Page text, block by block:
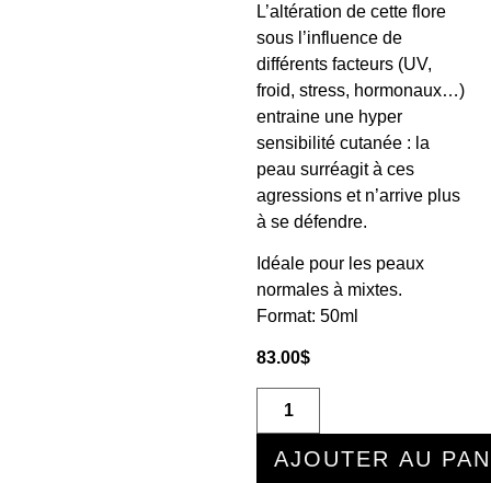
L’altération de cette flore
sous l’influence de
différents facteurs (UV,
froid, stress, hormonaux…)
entraine une hyper
sensibilité cutanée : la
peau surréagit à ces
agressions et n’arrive plus
à se défendre.
Idéale pour les peaux
normales à mixtes.
Format: 50ml
83.00$
AJOUTER AU